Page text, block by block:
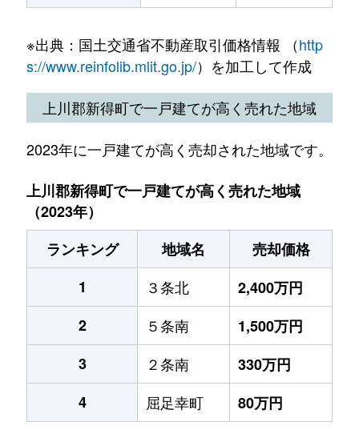
※出典：国土交通省不動産取引価格情報 （http
s://www.reinfolib.mlit.go.jp/）を加工して作成
上川郡新得町で一戸建てが高く売れた地域
2023年に一戸建てが高く売却された地域です。
上川郡新得町で一戸建てが高く売れた地域
（2023年）
ランキング
地域名
売却価格
1
３条北
2,400万円
2
５条南
1,500万円
3
２条南
330万円
4
屈足幸町 80万円